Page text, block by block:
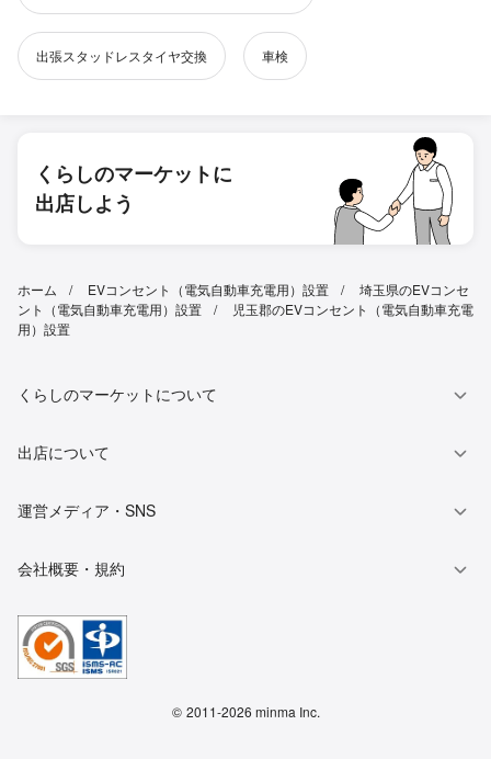
出張スタッドレスタイヤ交換 車検
くらしのマーケットに
出店しよう
ホーム EVコンセント（電気自動車充電用）設置
埼玉県のEVコンセ
ント（電気自動車充電用）設置
児玉郡のEVコンセント（電気自動車充電
用）設置
くらしのマーケットについて
出店について
運営メディア・SNS
会社概要・規約
© 2011-2026 minma Inc.